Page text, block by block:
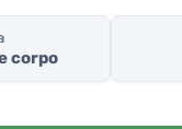
corpo